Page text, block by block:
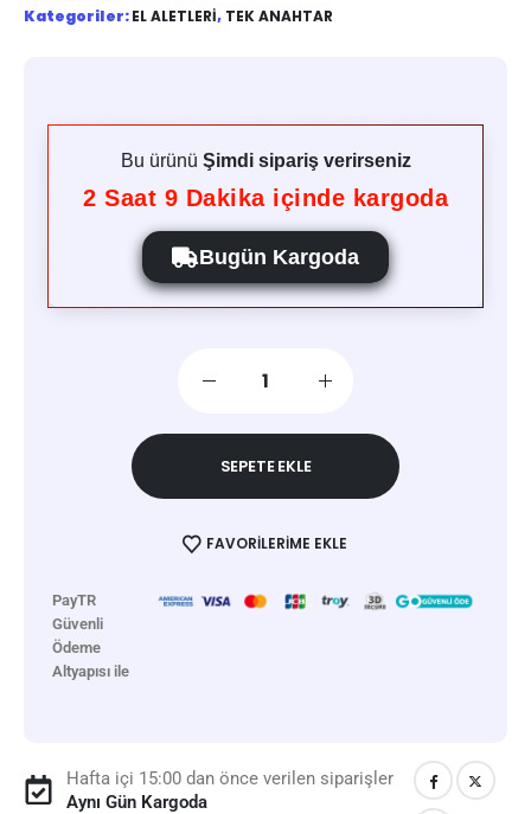
Kategoriler:EL ALETLERI, TEK ANAHTAR
Bu ürünü Şimdi sipariş verirseniz
2 Saat 9 Dakika içinde kargoda
Bugün Kargoda
SEPETE EKLE
FAVORILERIME EKLE
PayTR
Güvenli
Ödeme
Altyapısı ile
Hafta içi 15:00 dan önce verilen siparişler
Aynı Gün Kargoda